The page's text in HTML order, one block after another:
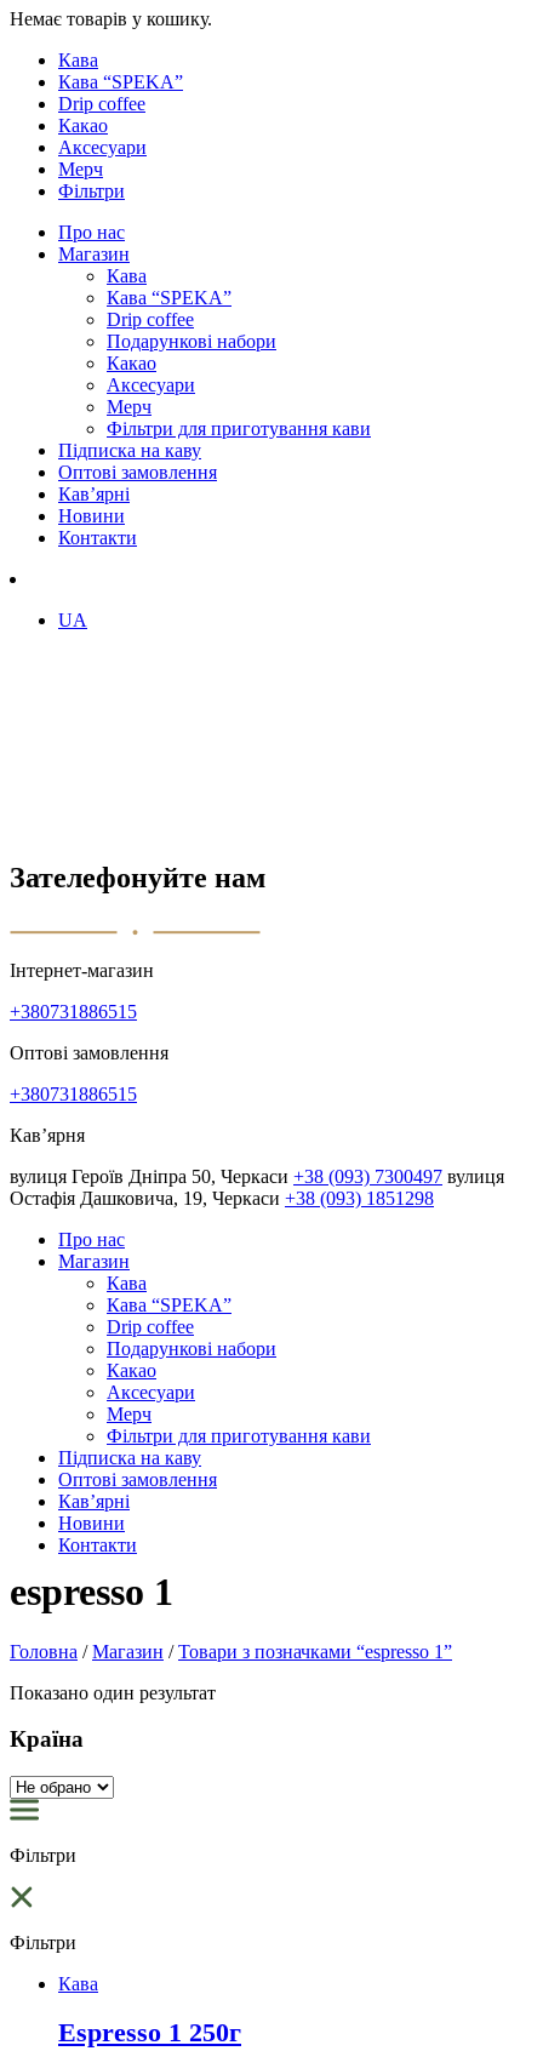
Немає товарів у кошику.
Кава
Кава “SPEKA”
Drip coffee
Какао
Аксесуари
Мерч
Фільтри
Про нас
Магазин
Кава
Кава “SPEKA”
Drip coffee
Подарункові набори
Какао
Аксесуари
Мерч
Фільтри для приготування кави
Підписка на каву
Оптові замовлення
Кав’ярні
Новини
Контакти
UA
Зателефонуйте нам
Інтернет-магазин
+380731886515
Оптові замовлення
+380731886515
Кав’ярня
вулиця Героїв Дніпра 50, Черкаси +38 (093) 7300497 вулиця
Остафія Дашковича, 19, Черкаси +38 (093) 1851298
Про нас
Магазин
Кава
Кава “SPEKA”
Drip coffee
Подарункові набори
Какао
Аксесуари
Мерч
Фільтри для приготування кави
Підписка на каву
Оптові замовлення
Кав’ярні
Новини
Контакти
espresso 1
Головна /Магазин /Товари з позначками “espresso 1”
Показано один результат
Країна
Фільтри
Фільтри
Кава
Espresso 1 250г